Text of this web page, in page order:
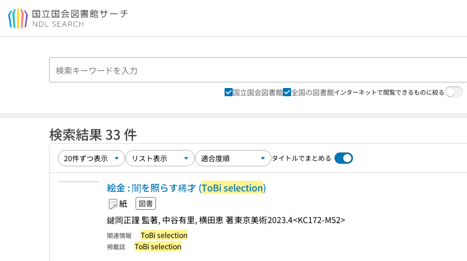
本文へ移動
国立国会図書館 全国の図書館インターネットで閲覧できるものに絞る
検索結果 33 件
タイトルでまとめる
絵金 : 闇を照らす稀才 (ToBi selection)
紙 図書
鍵岡正謹 監著, 中谷有里, 横田恵 著東京美術2023.4<KC172-M52>
関連情報 ToBi selection
掲載誌 ToBi selection